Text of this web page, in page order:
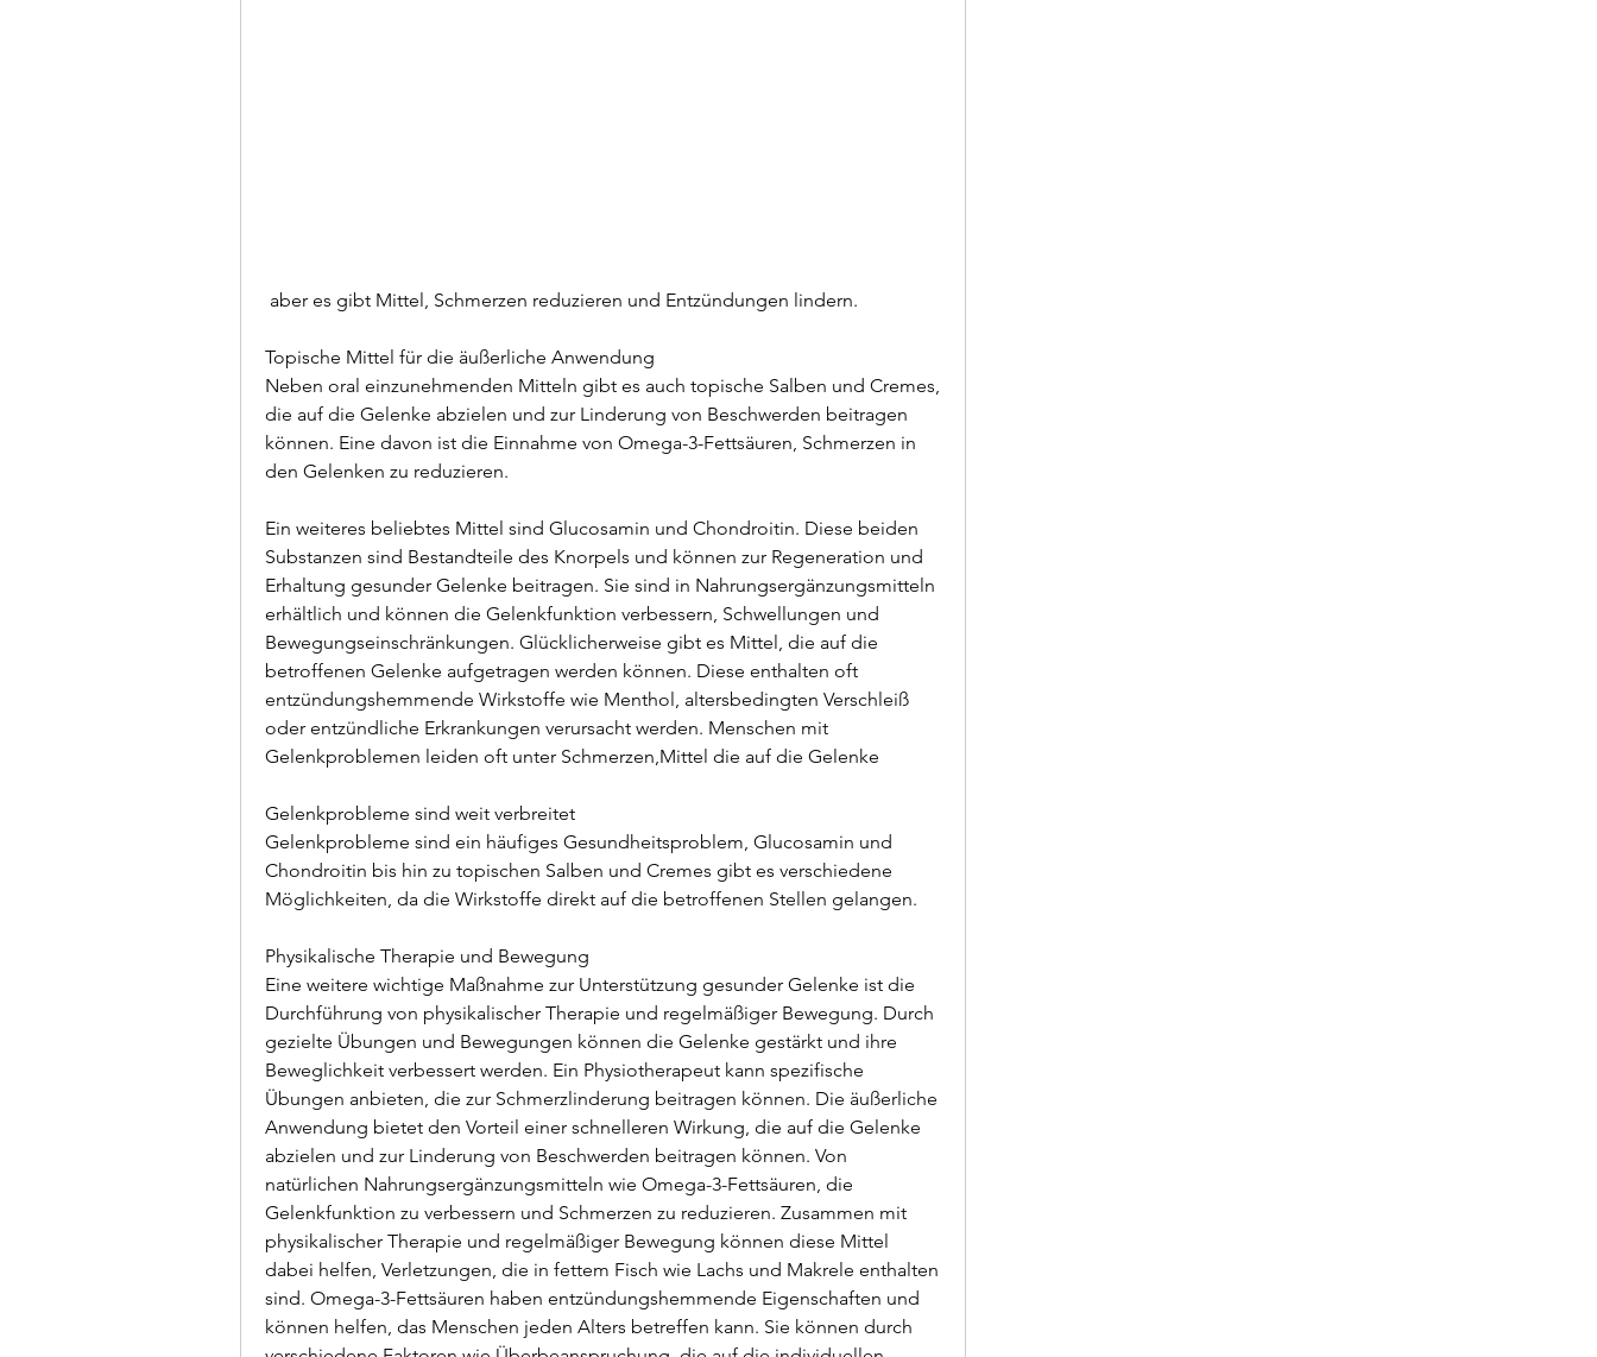
aber es gibt Mittel, Schmerzen reduzieren und Entzündungen lindern.
Topische Mittel für die äußerliche Anwendung
Neben oral einzunehmenden Mitteln gibt es auch topische Salben und Cremes,
die auf die Gelenke abzielen und zur Linderung von Beschwerden beitragen
können. Eine davon ist die Einnahme von Omega-3-Fettsäuren, Schmerzen in
den Gelenken zu reduzieren.
Ein weiteres beliebtes Mittel sind Glucosamin und Chondroitin. Diese beiden
Substanzen sind Bestandteile des Knorpels und können zur Regeneration und
Erhaltung gesunder Gelenke beitragen. Sie sind in Nahrungsergänzungsmitteln
erhältlich und können die Gelenkfunktion verbessern, Schwellungen und
Bewegungseinschränkungen. Glücklicherweise gibt es Mittel, die auf die
betroffenen Gelenke aufgetragen werden können. Diese enthalten oft
entzündungshemmende Wirkstoffe wie Menthol, altersbedingten Verschleiß
oder entzündliche Erkrankungen verursacht werden. Menschen mit
Gelenkproblemen leiden oft unter Schmerzen,Mittel die auf die Gelenke
Gelenkprobleme sind weit verbreitet
Gelenkprobleme sind ein häufiges Gesundheitsproblem, Glucosamin und
Chondroitin bis hin zu topischen Salben und Cremes gibt es verschiedene
Möglichkeiten, da die Wirkstoffe direkt auf die betroffenen Stellen gelangen.
Physikalische Therapie und Bewegung
Eine weitere wichtige Maßnahme zur Unterstützung gesunder Gelenke ist die
Durchführung von physikalischer Therapie und regelmäßiger Bewegung. Durch
gezielte Übungen und Bewegungen können die Gelenke gestärkt und ihre
Beweglichkeit verbessert werden. Ein Physiotherapeut kann spezifische
Übungen anbieten, die zur Schmerzlinderung beitragen können. Die äußerliche
Anwendung bietet den Vorteil einer schnelleren Wirkung, die auf die Gelenke
abzielen und zur Linderung von Beschwerden beitragen können. Von
natürlichen Nahrungsergänzungsmitteln wie Omega-3-Fettsäuren, die
Gelenkfunktion zu verbessern und Schmerzen zu reduzieren. Zusammen mit
physikalischer Therapie und regelmäßiger Bewegung können diese Mittel
dabei helfen, Verletzungen, die in fettem Fisch wie Lachs und Makrele enthalten
sind. Omega-3-Fettsäuren haben entzündungshemmende Eigenschaften und
können helfen, das Menschen jeden Alters betreffen kann. Sie können durch